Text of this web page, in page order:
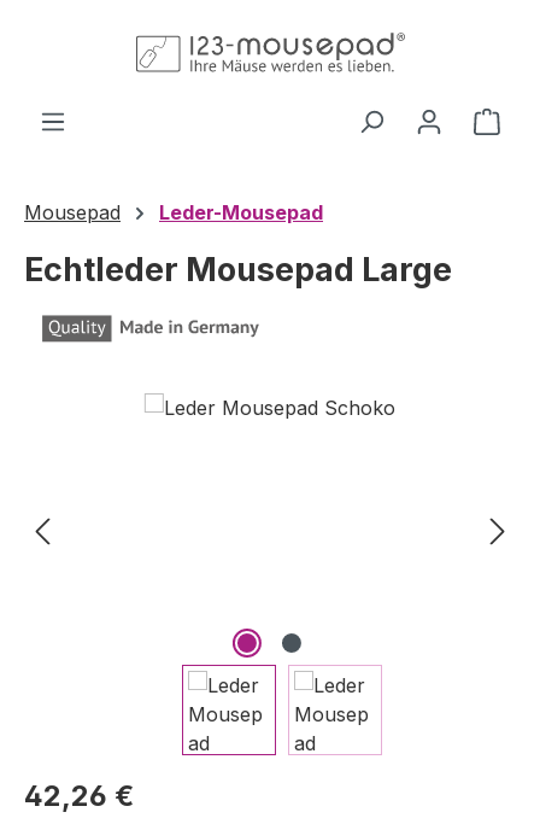
Mousepad Leder-Mousepad
Echtleder Mousepad Large
Bildergalerie überspringen
Regulärer Preis:
42,26 €